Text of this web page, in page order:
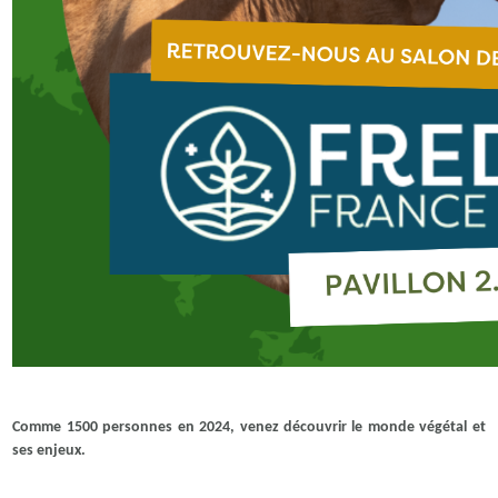
Comme 1500 personnes en 2024, venez découvrir le monde végétal et
ses enjeux.